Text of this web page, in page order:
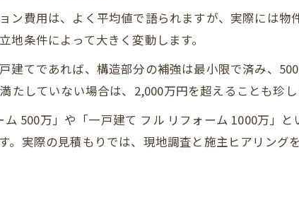
リノベ費用を抑える
費用節約と品質両立の
コストダウンしつつ満
費用面の工夫で理想の
ン費用は、よく平均値で語られますが、実際には
地条件によって大きく変動します。
建てであれば、構造部分の補強は最小限で済み、
たしていない場合は、2,000万円を超えることも珍し
ム 500万」や「一戸建て フル リフォーム 1000万」
。実際の見積もりでは、現地調査と施主ヒアリン
無料お見積りは
無料お見積りは